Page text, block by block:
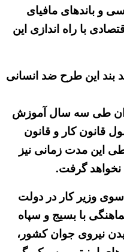
و باندهای مافیای
با راه اندازی این
بند این طرح ضد انسانی
طی سه سال آموزش
قانون کار و قانون
این مدت زمانی نیز
نخواهد گرفت.
سوی وزیر کار در دولت
با بسیج و سپاه
نیروی جوان کشور،